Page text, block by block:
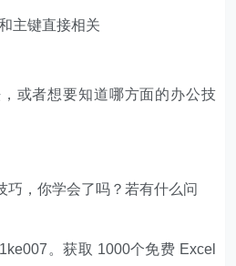
主键直接相关
或者想要知道哪方面的办公技
巧，你学会了吗？若有什么问
。获取 1000个免费 Excel